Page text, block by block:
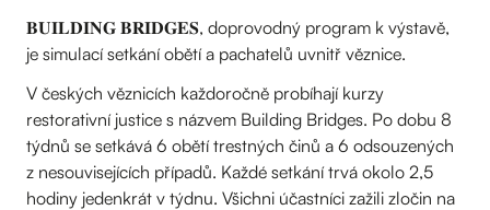
𝐁𝐔𝐈𝐋𝐃𝐈𝐍𝐆 𝐁𝐑𝐈𝐃𝐆𝐄𝐒, doprovodný program k výstavě,
je simulací setkání obětí a pachatelů uvnitř věznice.
V českých věznicích každoročně probíhají kurzy
restorativní justice s názvem Building Bridges. Po dobu 8
týdnů se setkává 6 obětí trestných činů a 6 odsouzených
z nesouvisejících případů. Každé setkání trvá okolo 2,5
hodiny jedenkrát v týdnu. Všichni účastníci zažili zločin na